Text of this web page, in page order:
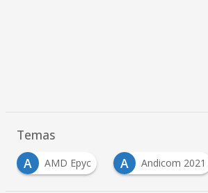
Temas
A
AMD Epyc A Andicom 2021